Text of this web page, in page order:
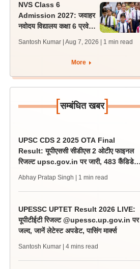
NVS Class 6
Admission 2027: जवाहर
नवोदय विद्यालय कक्षा 6 प्रवेश
10 अगस्त तक बढ़ी
Santosh Kumar | Aug 7, 2026 | 1 min read
More
[सम्बंधित खबर]
UPSC CDS 2 2025 OTA Final
Result: यूपीएससी सीडीएस 2 ओटीए फाइनल
रिजल्ट upsc.gov.in पर जारी, 483 कैंडिडेट
Abhay Pratap Singh | 1 min read
UPESSC UPTET Result 2026 LIVE:
यूपीटीईटी रिजल्ट @upessc.up.gov.in पर
जल्द, जानें लेटेस्ट अपडेट, पासिंग मार्क्स
Santosh Kumar | 4 mins read